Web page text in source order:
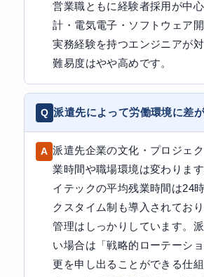
営業職ともに経験者採用が中
計・電気電子・ソフトウェア
実務経験を持つエンジニアが
難易度はやや高めです。
派遣先によって労働環境に差
派遣先企業の文化・プロジェ
業時間や職場環境は変わりま
イテックの平均残業時間は24
クスタイム制も導入されてお
管理はしっかりしています。
い場合は「戦略的ローテーシ
更を申し出ることができる仕